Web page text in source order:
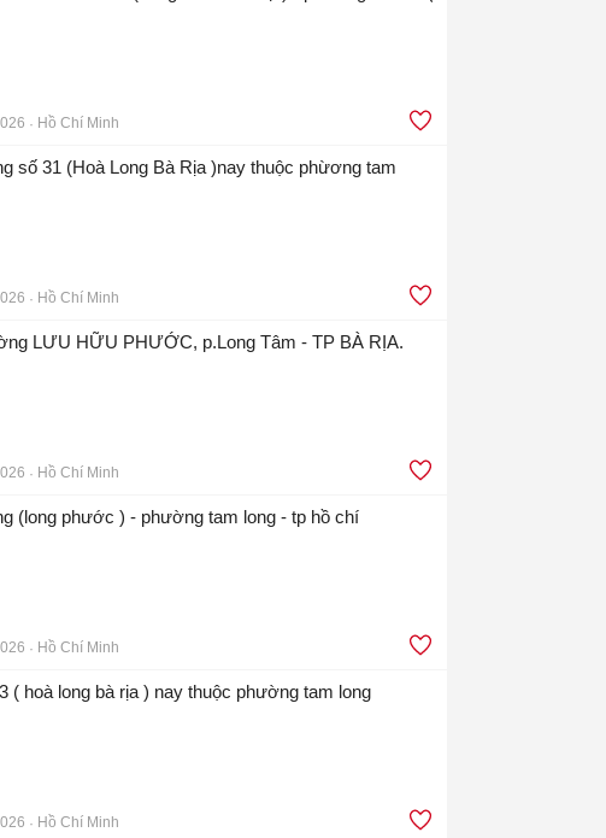
Hồ Chí Minh
số 31 (Hoà Long Bà Rịa )nay thuộc phừơng tam
Hồ Chí Minh
LƯU HỮU PHƯỚC, p.Long Tâm - TP BÀ RỊA.
Hồ Chí Minh
(long phước ) - phường tam long - tp hồ chí
Hồ Chí Minh
( hoà long bà rịa ) nay thuộc phường tam long
Hồ Chí Minh